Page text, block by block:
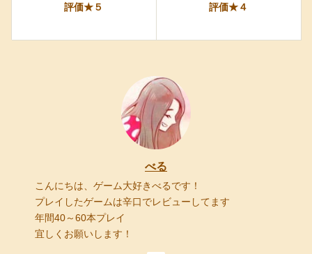
評価★５ 評価★４
べる
こんにちは、ゲーム大好きべるです！
プレイしたゲームは辛口でレビューしてます
年間40～60本プレイ
宜しくお願いします！